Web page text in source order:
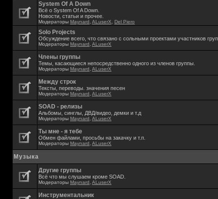
System Of A Down
Всё о System Of A Down.
Новости, статьи и прочее.
Модераторы Maynard ALuserX Del Piero
Solo Projects
Обсуждение всего, что связано с сольными проектами участников
Модераторы Maynard ALuserX
Члены группы
Темы, касающиеся непосредственно одного из членов группы.
Модераторы Maynard ALuserX
Между строк
Тексты, переводы. значения песен
Модераторы Maynard ALuserX
SOAD - релизы
Альбомы, синглы, ДВД/видео, демки и т.д
Модераторы Maynard ALuserX
Ты мне - я тебе
Обмен файлами, просьбы на закачку и т.п.
Модераторы Maynard ALuserX
Музыка
Другие группы
Всё что мы слушаем кроме SOAD.
Модераторы Maynard ALuserX
Инструментальник